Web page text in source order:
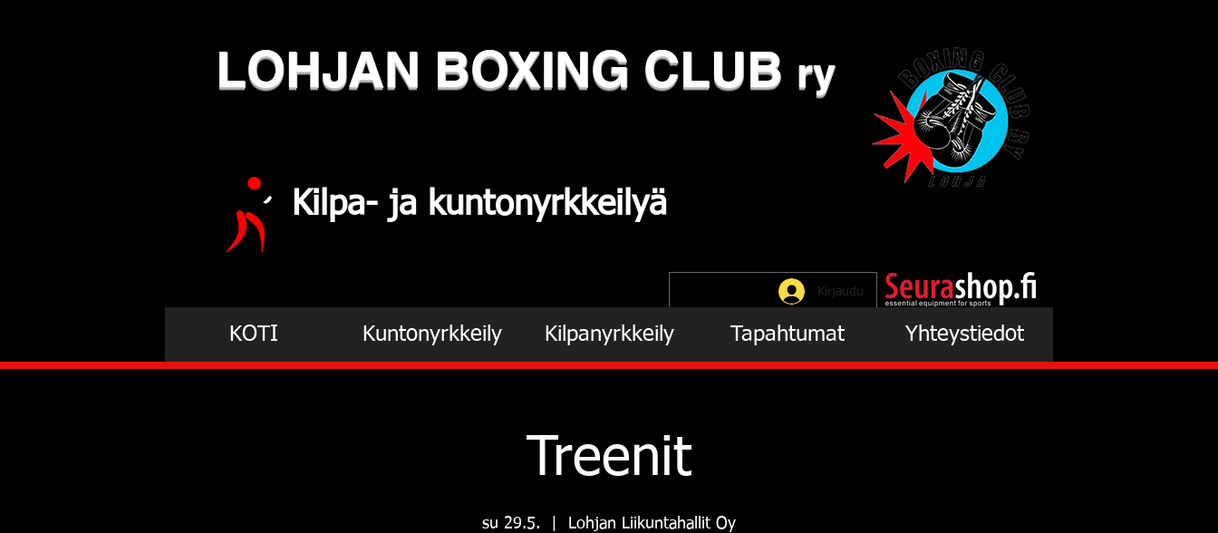
LOHJAN ​BOXING CLUB ry
Kilpa- ja kuntonyrkkeilyä
Kirjaudu
KOTI Kuntonyrkkeily Kilpanyrkkeily Tapahtumat Yhteystiedot
Treenit
su 29.5. Lohjan Liikuntahallit Oy